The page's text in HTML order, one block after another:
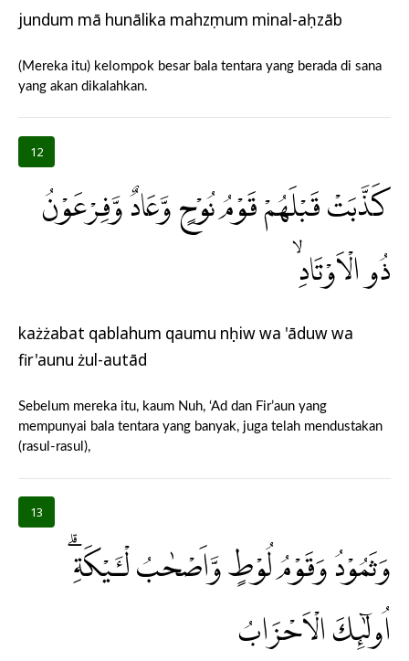
jundum mā hunālika mahzụmum minal-aḥzāb
(Mereka itu) kelompok besar bala tentara yang berada di sana
yang akan dikalahkan.
12
كَذَّبَتْ قَبْلَهُمْ قَوْمُ نُوْحٍ وَّعَادٌ وَّفِرْعَوْنُ
ذُو الْاَوْتَادِۙ
każżabat qablahum qaumu nụḥiw wa 'āduw wa
fir'aunu żul-autād
Sebelum mereka itu, kaum Nuh, ‘Ad dan Fir’aun yang
mempunyai bala tentara yang banyak, juga telah mendustakan
(rasul-rasul),
13
وَثَمُوْدُ وَقَوْمُ لُوْطٍ وَّاَصْحٰبُ لْـَٔيْكَةِ ۗ
اُولٰۤىِٕكَ الْاَحْزَابُ